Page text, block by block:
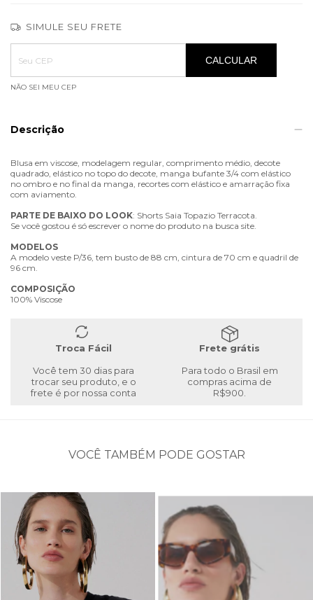
SIMULE SEU FRETE
Entregas para o CEP:
ALTERAR CEP
CALCULAR
NÃO SEI MEU CEP
Descrição
Blusa em viscose, modelagem regular, comprimento médio, decote
quadrado, elástico no topo do decote, manga bufante 3/4 com elástico
no ombro e no final da manga, recortes com elástico e amarração fixa
com aviamento.
PARTE DE BAIXO DO LOOK: Shorts Saia Topazio Terracota.
Se você gostou é só escrever o nome do produto na busca site.
MODELOS
A modelo veste P/36, tem busto de 88 cm, cintura de 70 cm e quadril de
96 cm.
COMPOSIÇÃO
100% Viscose
Troca Fácil
Você tem 30 dias para
trocar seu produto, e o
frete é por nossa conta
Frete grátis
Para todo o Brasil em
compras acima de
R$900.
VOCÊ TAMBÉM PODE GOSTAR